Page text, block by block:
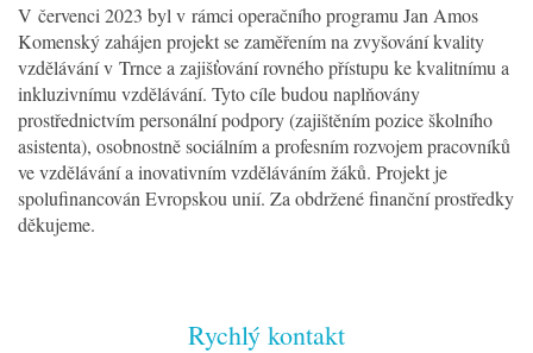
V červenci 2023 byl v rámci operačního programu Jan Amos
Komenský zahájen projekt se zaměřením na zvyšování kvality
vzdělávání v Trnce a zajišťování rovného přístupu ke kvalitnímu a
inkluzivnímu vzdělávání. Tyto cíle budou naplňovány
prostřednictvím personální podpory (zajištěním pozice školního
asistenta), osobnostně sociálním a profesním rozvojem pracovníků
ve vzdělávání a inovativním vzděláváním žáků. Projekt je
spolufinancován Evropskou unií. Za obdržené finanční prostředky
děkujeme.
Rychlý kontakt